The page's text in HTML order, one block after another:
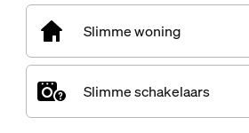
Slimme woning
Slimme schakelaars